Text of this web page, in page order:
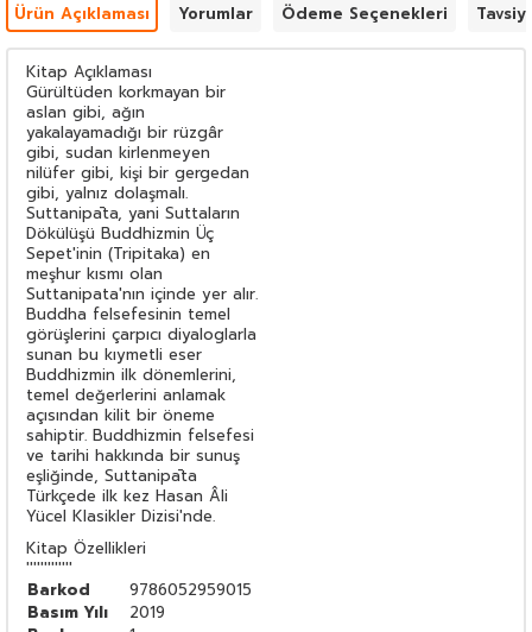
Ürün Açıklaması Yorumlar Ödeme Seçenekleri
Kitap Açıklaması
Gürültüden korkmayan bir
aslan gibi, ağın
yakalayamadığı bir rüzgâr
gibi, sudan kirlenmeyen
nilüfer gibi, kişi bir gergedan
gibi, yalnız dolaşmalı.
Suttanipāta, yani Suttaların
Dökülüşü Buddhizmin Üç
Sepet'inin (Tripitaka) en
meşhur kısmı olan
Suttanipata'nın içinde yer alır.
Buddha felsefesinin temel
görüşlerini çarpıcı diyaloglarla
sunan bu kıymetli eser
Buddhizmin ilk dönemlerini,
temel değerlerini anlamak
açısından kilit bir öneme
sahiptir. Buddhizmin felsefesi
ve tarihi hakkında bir sunuş
eşliğinde, Suttanipāta
Türkçede ilk kez Hasan Âli
Yücel Klasikler Dizisi'nde.
Kitap Özellikleri
'''''''''''''
Barkod
9786052959015
Basım Yılı
2019